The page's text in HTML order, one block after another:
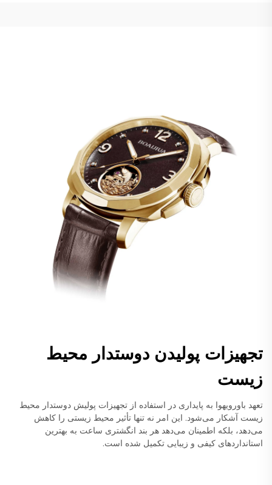
تجهیزات پولیدن دوستدار محیط
زیست
تعهد باورویهوا به پایداری در استفاده از تجهیزات پولیش دوستدار محیط
زیست آشکار می‌شود. این امر نه تنها تأثیر محیط زیستی را کاهش
می‌دهد، بلکه اطمینان می‌دهد هر بند انگشتری ساعت به بهترین
استانداردهای کیفی و زیبایی تکمیل شده است.